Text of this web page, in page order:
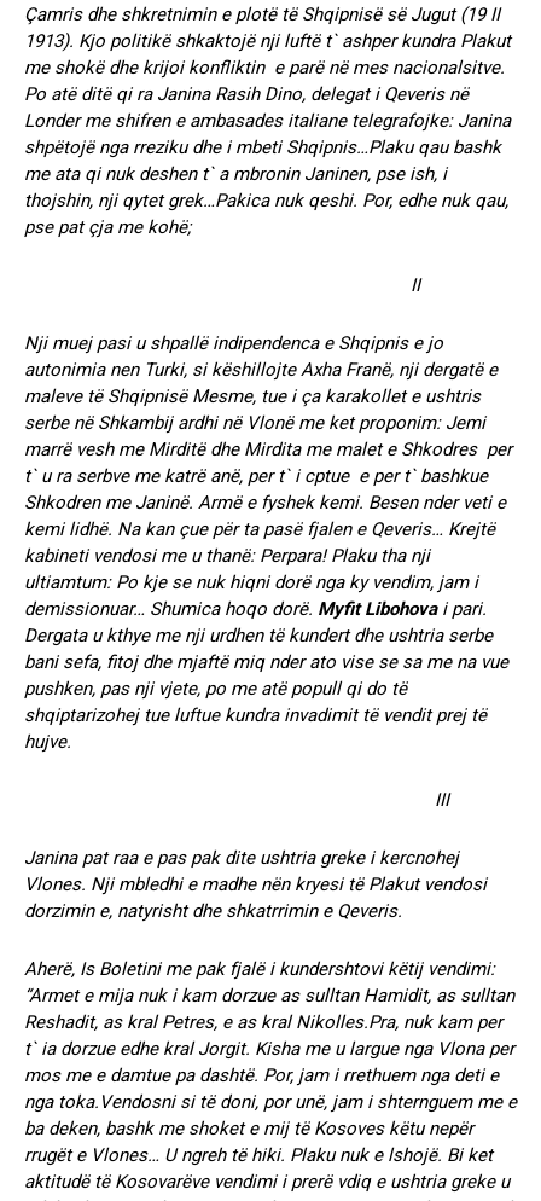
Çamris dhe shkretnimin e plotë të Shqipnisë së Jugut (19 II
1913). Kjo politikë shkaktojë nji luftë t` ashper kundra Plakut
me shokë dhe krijoi konfliktin e parë në mes nacionalsitve.
Po atë ditë qi ra Janina Rasih Dino, delegat i Qeveris në
Londer me shifren e ambasades italiane telegrafojke: Janina
shpëtojë nga rreziku dhe i mbeti Shqipnis…Plaku qau bashk
me ata qi nuk deshen t` a mbronin Janinen, pse ish, i
thojshin, nji qytet grek…Pakica nuk qeshi. Por, edhe nuk qau,
pse pat çja me kohë;
II
Nji muej pasi u shpallë indipendenca e Shqipnis e jo
autonimia nen Turki, si këshillojte Axha Franë, nji dergatë e
maleve të Shqipnisë Mesme, tue i ça karakollet e ushtris
serbe në Shkambij ardhi në Vlonë me ket proponim: Jemi
marrë vesh me Mirditë dhe Mirdita me malet e Shkodres per
t` u ra serbve me katrë anë, per t` i cptue e per t` bashkue
Shkodren me Janinë. Armë e fyshek kemi. Besen nder veti e
kemi lidhë. Na kan çue për ta pasë fjalen e Qeveris… Krejtë
kabineti vendosi me u thanë: Perpara! Plaku tha nji
ultiamtum: Po kje se nuk hiqni dorë nga ky vendim, jam i
demissionuar… Shumica hoqo dorë. Myfit Libohovai pari.
Dergata u kthye me nji urdhen të kundert dhe ushtria serbe
bani sefa, fitoj dhe mjaftë miq nder ato vise se sa me na vue
pushken, pas nji vjete, po me atë popull qi do të
shqiptarizohej tue luftue kundra invadimit të vendit prej të
hujve.
III
Janina pat raa e pas pak dite ushtria greke i kercnohej
Vlones. Nji mbledhi e madhe nën kryesi të Plakut vendosi
dorzimin e, natyrisht dhe shkatrrimin e Qeveris.
Aherë, Is Boletini me pak fjalë i kundershtovi këtij vendimi:
“Armet e mija nuk i kam dorzue as sulltan Hamidit, as sulltan
Reshadit, as kral Petres, e as kral Nikolles.Pra, nuk kam per
t` ia dorzue edhe kral Jorgit. Kisha me u largue nga Vlona per
mos me e damtue pa dashtë. Por, jam i rrethuem nga deti e
nga toka.Vendosni si të doni, por unë, jam i shternguem me e
ba deken, bashk me shoket e mij të Kosoves këtu nepër
rrugët e Vlones… U ngreh të hiki. Plaku nuk e lshojë. Bi ket
aktitudë të Kosovarëve vendimi i prerë vdiq e ushtria greke u